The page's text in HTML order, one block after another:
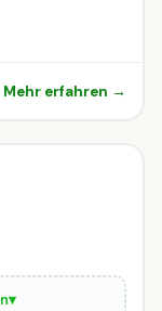
Mehr erfahren →
▾